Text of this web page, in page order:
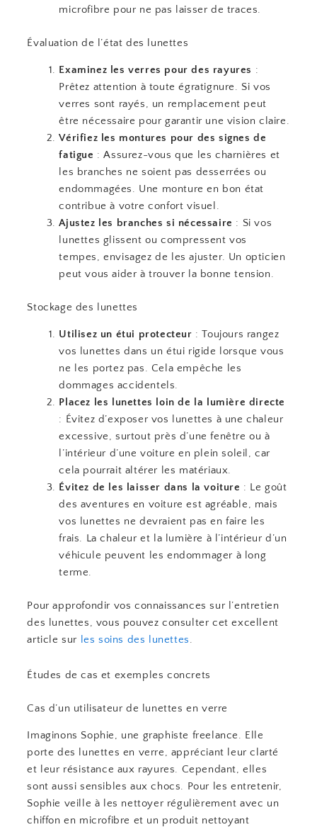
microfibre pour ne pas laisser de traces.
Évaluation de l’état des lunettes
Examinez les verres pour des rayures :
Prêtez attention à toute égratignure. Si vos
verres sont rayés, un remplacement peut
être nécessaire pour garantir une vision claire.
Vérifiez les montures pour des signes de
fatigue : Assurez-vous que les charnières et
les branches ne soient pas desserrées ou
endommagées. Une monture en bon état
contribue à votre confort visuel.
Ajustez les branches si nécessaire : Si vos
lunettes glissent ou compressent vos
tempes, envisagez de les ajuster. Un opticien
peut vous aider à trouver la bonne tension.
Stockage des lunettes
Utilisez un étui protecteur : Toujours rangez
vos lunettes dans un étui rigide lorsque vous
ne les portez pas. Cela empêche les
dommages accidentels.
Placez les lunettes loin de la lumière directe
: Évitez d’exposer vos lunettes à une chaleur
excessive, surtout près d’une fenêtre ou à
l’intérieur d’une voiture en plein soleil, car
cela pourrait altérer les matériaux.
Évitez de les laisser dans la voiture : Le goût
des aventures en voiture est agréable, mais
vos lunettes ne devraient pas en faire les
frais. La chaleur et la lumière à l’intérieur d’un
véhicule peuvent les endommager à long
terme.
Pour approfondir vos connaissances sur l’entretien
des lunettes, vous pouvez consulter cet excellent
article sur les soins des lunettes.
Études de cas et exemples concrets
Cas d’un utilisateur de lunettes en verre
Imaginons Sophie, une graphiste freelance. Elle
porte des lunettes en verre, appréciant leur clarté
et leur résistance aux rayures. Cependant, elles
sont aussi sensibles aux chocs. Pour les entretenir,
Sophie veille à les nettoyer régulièrement avec un
chiffon en microfibre et un produit nettoyant